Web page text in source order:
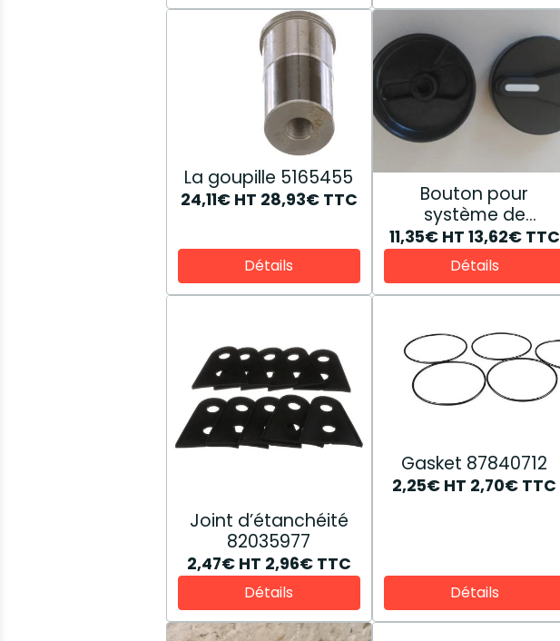
La goupille 5165455
24,11€ HT 28,93€ TTC
Détails
Bouton pour
système de
climatisation
81867241
11,35€ HT 13,62€ TTC
Détails
Joint d’étanchéité
82035977
2,47€ HT 2,96€ TTC
Détails
Gasket 87840712
2,25€ HT 2,70€ TTC
Détails